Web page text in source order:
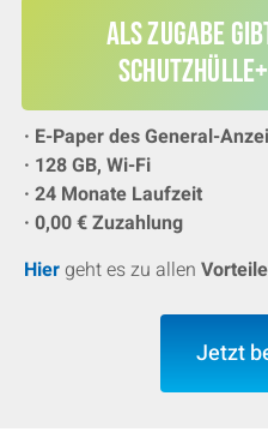
Als Zugabe
· E-Paper des General-
· 128 GB, Wi-Fi
· 24 Monate Laufzeit
· 0,00 € Zuzahlung
Hier geht es zu allen
Jetzt